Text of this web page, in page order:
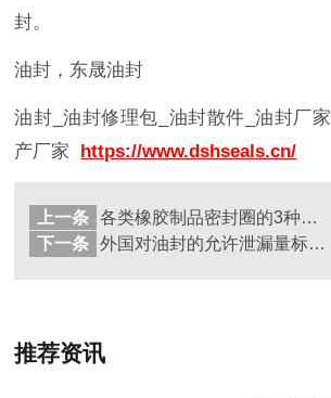
封。
油封，东晟油封
油封 油封修理包 油封散件 油封厂家
产厂家 https://www.dshseals.cn/
上一条
各类橡胶制品密封圈的3种硫化方法特点！东晟百科
下一条
外国对油封的允许泄漏量标准号！东晟百科
推荐资讯